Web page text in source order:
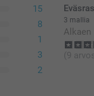
15
8
1
3
2
3 mallia
Alkaen
(9